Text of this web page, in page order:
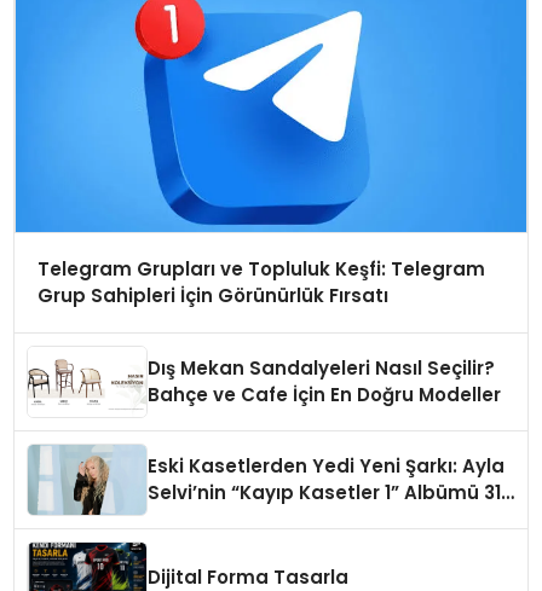
Telegram Grupları ve Topluluk Keşfi: Telegram
Grup Sahipleri İçin Görünürlük Fırsatı
Dış Mekan Sandalyeleri Nasıl Seçilir?
Bahçe ve Cafe İçin En Doğru Modeller
Eski Kasetlerden Yedi Yeni Şarkı: Ayla
Selvi’nin “Kayıp Kasetler 1” Albümü 31
Dijital Forma Tasarla